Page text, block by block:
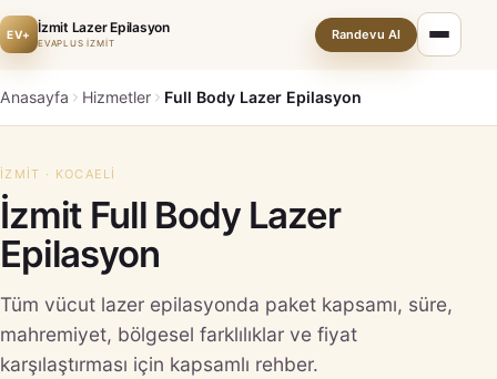
EV+ İzmit Lazer Epilasyon
EVAPLUS İZMİT
Randevu Al
Anasayfa Hizmetler Full Body Lazer Epilasyon
İZMIT · KOCAELI
İzmit Full Body Lazer
Epilasyon
Tüm vücut lazer epilasyonda paket kapsamı, süre,
mahremiyet, bölgesel farklılıklar ve fiyat
karşılaştırması için kapsamlı rehber.